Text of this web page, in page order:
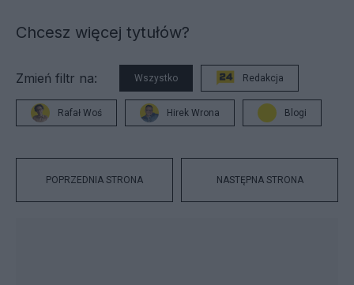
Chcesz więcej tytułów?
Zmień filtr na: Wszystko Redakcja
Rafał Woś Hirek Wrona Blogi
POPRZEDNIA STRONA NASTĘPNA STRONA